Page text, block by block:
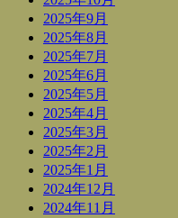
2025年9月
2025年8月
2025年7月
2025年6月
2025年5月
2025年4月
2025年3月
2025年2月
2025年1月
2024年12月
2024年11月